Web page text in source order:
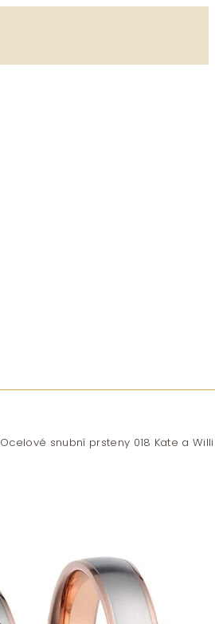
Ocelové snubní prsteny 018 Kate a